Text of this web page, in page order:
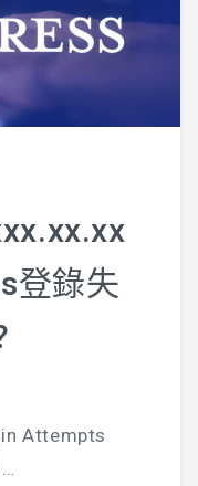
登錄失
Attempts